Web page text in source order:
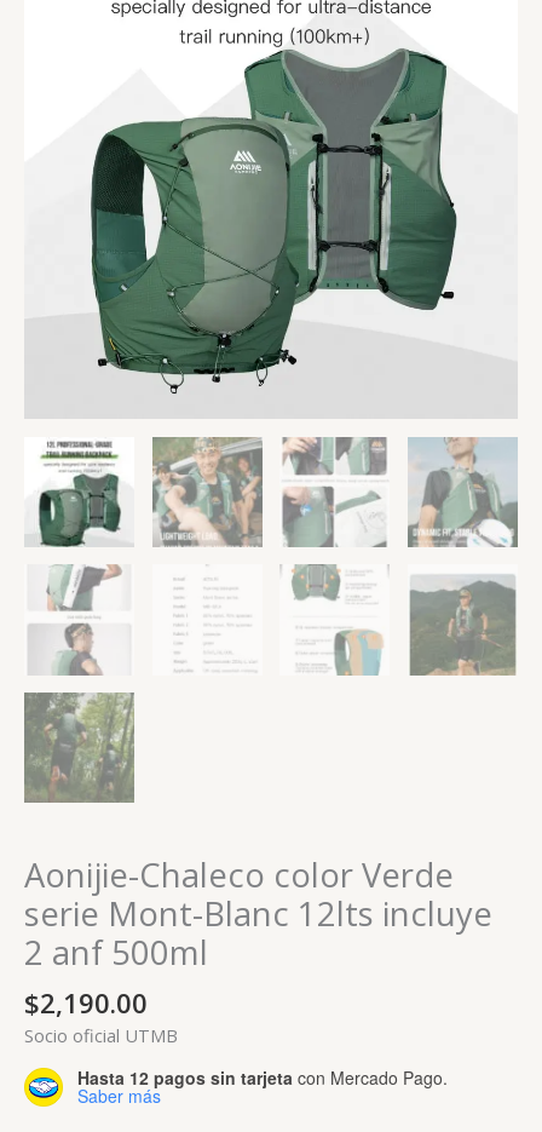
Aonijie-Chaleco color Verde
serie Mont-Blanc 12lts incluye
2 anf 500ml
$2,190.00
Socio oficial UTMB
Hasta 12 pagos sin tarjeta con Mercado Pago.
Saber más